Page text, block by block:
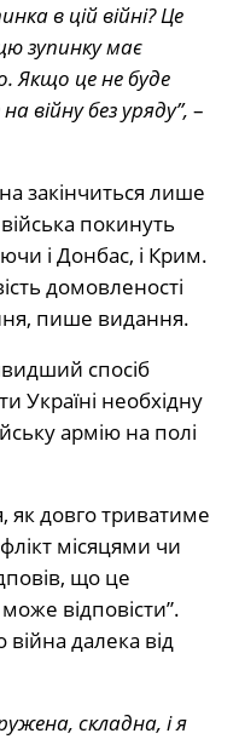
в цій війні? Це
зупинку має
Якщо це не буде
війну без уряду”, –
закінчиться лише
війська покинуть
і Донбас, і Крим.
домовленості
пише видання.
спосіб
Україні необхідну
армію на полі
як довго триватиме
місяцями чи
що це
відповісти”.
далека від
складна, і я